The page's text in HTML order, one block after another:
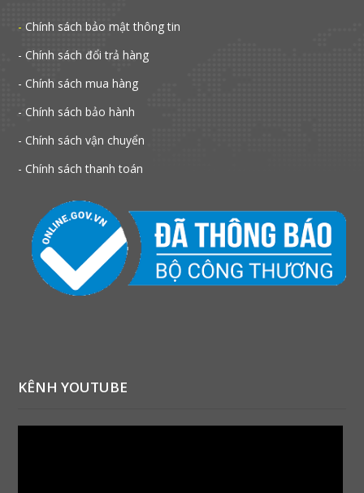
- Chính sách bảo mật thông tin
- Chính sách đổi trả hàng
- Chính sách mua hàng
- Chính sách bảo hành
- Chính sách vận chuyển
- Chính sách thanh toán
KÊNH YOUTUBE